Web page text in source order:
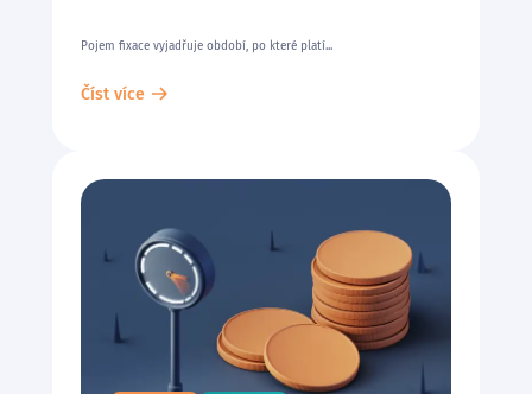
Pojem fixace vyjadřuje období, po které platí...
Číst více